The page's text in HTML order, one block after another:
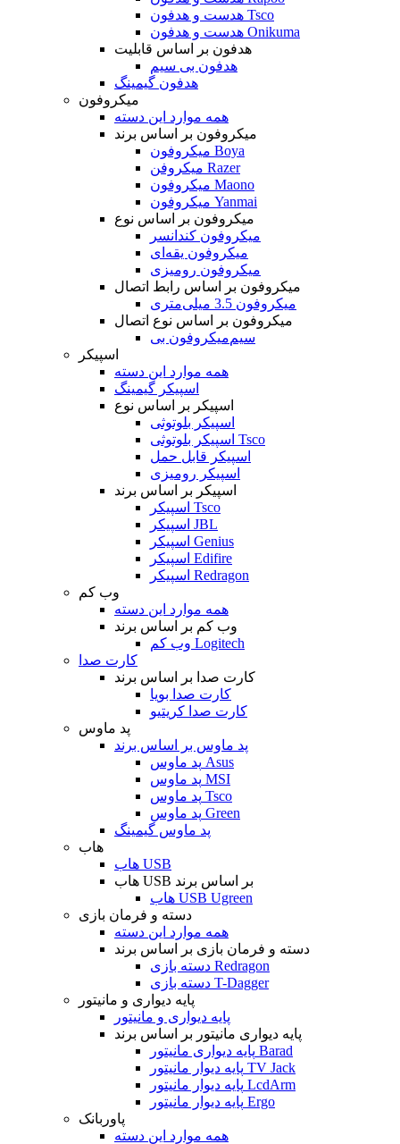
هدست و هدفون Tsco
هدست و هدفون Onikuma
هدفون بر اساس قابلیت
هدفون بی سیم
هدفون گیمینگ
میکروفون
همه موارد این دسته
میکروفون بر اساس برند
میکروفون Boya
میکروفن Razer
میکروفون Maono
میکروفون Yanmai
میکروفون بر اساس نوع
میکروفون کندانسر
میکروفون یقه‌ای
میکروفون رومیزی
میکروفون بر اساس رابط اتصال
میکروفون 3.5 میلی‌متری
میکروفون بر اساس نوع اتصال
میکروفون بی‌‎سیم
اسپیکر
همه موارد این دسته
اسپیکر گیمینگ
اسپیکر بر اساس نوع
اسپیکر بلوتوثی
اسپیکر بلوتوثی Tsco
اسپیکر قابل حمل
اسپیکر رومیزی
اسپیکر بر اساس برند
اسپیکر Tsco
اسپیکر JBL
اسپیکر Genius
اسپیکر Edifire
اسپیکر Redragon
وب کم
همه موارد این دسته
وب کم بر اساس برند
وب کم Logitech
کارت صدا
کارت صدا بر اساس برند
کارت صدا بویا
کارت صدا کریتیو
پد ماوس
پد ماوس بر اساس برند
پد ماوس Asus
پد ماوس MSI
پد ماوس Tsco
پد ماوس Green
پد ماوس گیمینگ
هاب
هاب USB
هاب USB بر اساس برند
هاب USB Ugreen
دسته و فرمان بازی
همه موارد این دسته
دسته و فرمان بازی بر اساس برند
دسته بازی Redragon
دسته بازی T-Dagger
پایه دیواری و مانیتور
پایه دیواری و مانیتور
پایه دیواری مانیتور بر اساس برند
پایه دیواری مانیتور Barad
پایه دیوار مانیتور TV Jack
پایه دیوار مانیتور LcdArm
پایه دیوار مانیتور Ergo
پاوربانک
همه موارد این دسته